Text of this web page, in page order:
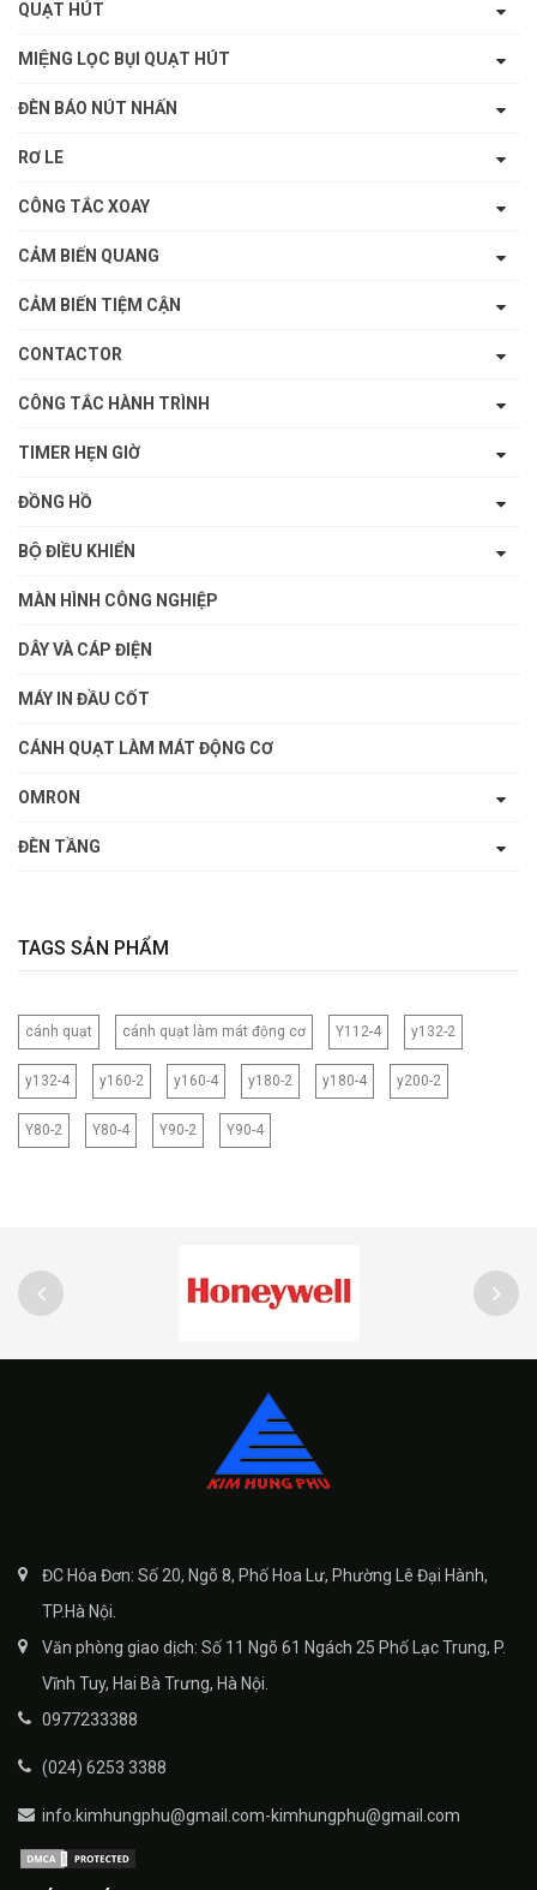
QUẠT HÚT
MIỆNG LỌC BỤI QUẠT HÚT
ĐÈN BÁO NÚT NHẤN
RƠ LE
CÔNG TẮC XOAY
CẢM BIẾN QUANG
CẢM BIẾN TIỆM CẬN
CONTACTOR
CÔNG TẮC HÀNH TRÌNH
TIMER HẸN GIỜ
ĐỒNG HỒ
BỘ ĐIỀU KHIỂN
MÀN HÌNH CÔNG NGHIỆP
DÂY VÀ CÁP ĐIỆN
MÁY IN ĐẦU CỐT
CÁNH QUẠT LÀM MÁT ĐỘNG CƠ
OMRON
ĐÈN TẦNG
TAGS SẢN PHẨM
cánh quạt cánh quạt làm mát động cơ Y112-4 y132-2
y132-4 y160-2 y160-4 y180-2 y180-4 y200-2
Y80-2 Y80-4 Y90-2 Y90-4
ĐC Hóa Đơn: Số 20, Ngõ 8, Phố Hoa Lư, Phường Lê Đại Hành,
TP.Hà Nội.
Văn phòng giao dịch: Số 11 Ngõ 61 Ngách 25 Phố Lạc Trung, P.
Vĩnh Tuy, Hai Bà Trưng, Hà Nội.
0977233388
(024) 6253 3388
info.kimhungphu@gmail.com-kimhungphu@gmail.com